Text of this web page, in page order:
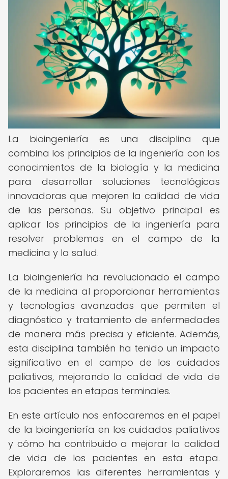
La bioingeniería es una disciplina que
combina los principios de la ingeniería con los
conocimientos de la biología y la medicina
para desarrollar soluciones tecnológicas
innovadoras que mejoren la calidad de vida
de las personas. Su objetivo principal es
aplicar los principios de la ingeniería para
resolver problemas en el campo de la
medicina y la salud.
La bioingeniería ha revolucionado el campo
de la medicina al proporcionar herramientas
y tecnologías avanzadas que permiten el
diagnóstico y tratamiento de enfermedades
de manera más precisa y eficiente. Además,
esta disciplina también ha tenido un impacto
significativo en el campo de los cuidados
paliativos, mejorando la calidad de vida de
los pacientes en etapas terminales.
En este artículo nos enfocaremos en el papel
de la bioingeniería en los cuidados paliativos
y cómo ha contribuido a mejorar la calidad
de vida de los pacientes en esta etapa.
Exploraremos las diferentes herramientas y